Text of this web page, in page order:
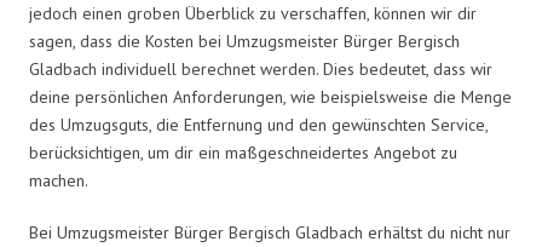
jedoch einen groben Überblick zu verschaffen, können wir dir
sagen, dass die Kosten bei Umzugsmeister Bürger Bergisch
Gladbach individuell berechnet werden. Dies bedeutet, dass wir
deine persönlichen Anforderungen, wie beispielsweise die Menge
des Umzugsguts, die Entfernung und den gewünschten Service,
berücksichtigen, um dir ein maßgeschneidertes Angebot zu
machen.
Bei Umzugsmeister Bürger Bergisch Gladbach erhältst du nicht nur